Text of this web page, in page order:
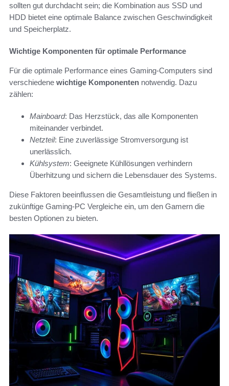
sollten gut durchdacht sein; die Kombination aus SSD und
HDD bietet eine optimale Balance zwischen Geschwindigkeit
und Speicherplatz.
Wichtige Komponenten für optimale Performance
Für die optimale Performance eines Gaming-Computers sind
verschiedene wichtige Komponenten notwendig. Dazu
zählen:
Mainboard: Das Herzstück, das alle Komponenten
miteinander verbindet.
Netzteil: Eine zuverlässige Stromversorgung ist
unerlässlich.
Kühlsystem: Geeignete Kühllösungen verhindern
Überhitzung und sichern die Lebensdauer des Systems.
Diese Faktoren beeinflussen die Gesamtleistung und fließen in
zukünftige Gaming-PC Vergleiche ein, um den Gamern die
besten Optionen zu bieten.